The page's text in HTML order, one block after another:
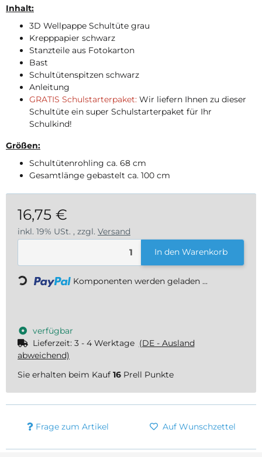
Inhalt:
3D Wellpappe Schultüte grau
Krepppapier schwarz
Stanzteile aus Fotokarton
Bast
Schultütenspitzen schwarz
Anleitung
GRATIS Schulstarterpaket: Wir liefern Ihnen zu dieser
Schultüte ein super Schulstarterpaket für Ihr
Schulkind!
Größen:
Schultütenrohling ca. 68 cm
Gesamtlänge gebastelt ca. 100 cm
16,75 €
inkl. 19% USt. , zzgl. Versand
In den Warenkorb
Loading... Komponenten werden geladen ...
verfügbar
Lieferzeit: 3 - 4 Werktage (DE - Ausland
abweichend)
Sie erhalten beim Kauf 16 Prell Punkte
Frage zum Artikel Auf Wunschzettel